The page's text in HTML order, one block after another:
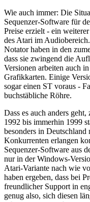
Wie auch immer: Die
Sequenzer-Software für
Preise erzielt - ein
des Atari im
Notator haben in den
dass sie zwingend die
Versionen arbeiten auch
Grafikkarten. Einige
sogar einen ST voraus -
buchstäbliche Röhre.
Dass es auch anders
1992 bis immerhin 1999
besonders in Deutschland
Konkurrenten erlangen
Sequenzer-Software aus
nur in der Windows-
Atari-Variante nach wie
haben ergeben, dass bei
freundlicher Support in
genug also, sich diesen